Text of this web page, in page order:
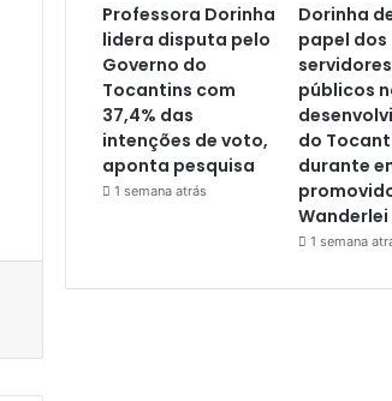
Professora Dorinha
lidera disputa pelo
Governo do
Tocantins com
37,4% das
intenções de voto,
aponta pesquisa
1 semana atrás
Dorinha
papel dos
servidores
públicos
do
durante
1 semana